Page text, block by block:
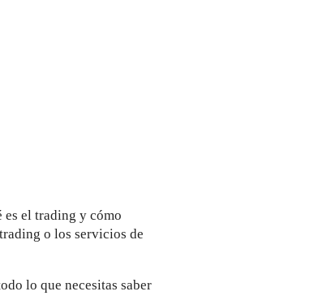
es el trading y cómo
o los servicios de
lo que necesitas saber